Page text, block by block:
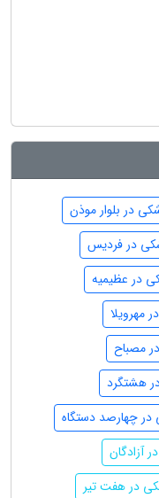
در بلوار موذن
در فردیس
در عظیمیه
مهرویلا
مصباح
هشتگرد
در چهارصد دستگاه
آزادگان
در هفت تیر